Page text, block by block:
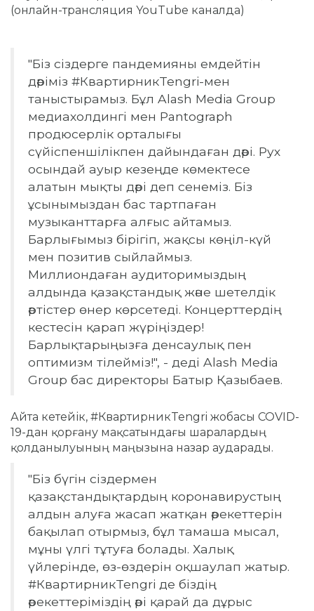
(онлайн-трансляция YouTube каналда)
"Біз сіздерге пандемияны емдейтін
дәріміз #КвартирникTengri-мен
таныстырамыз. Бұл Alash Media Group
медиахолдингі мен Pantograph
продюсерлік орталығы
сүйіспеншілікпен дайындаған дәрі. Рух
осындай ауыр кезеңде көмектесе
алатын мықты дәрі деп сенеміз. Біз
ұсынымыздан бас тартпаған
музыканттарға алғыс айтамыз.
Барлығымыз бірігіп, жақсы көңіл-күй
мен позитив сыйлаймыз.
Миллиондаған аудиторимыздың
алдында қазақстандық және шетелдік
әртістер өнер көрсетеді. Концерттердің
кестесін қарап жүріңіздер!
Барлықтарыңызға денсаулық пен
оптимизм тілейміз!", - деді Alash Media
Group бас директоры Батыр Қазыбаев.
Айта кетейік, #КвартирникTengri жобасы COVID-
19-дан қорғану мақсатындағы шаралардың
қолданылуының маңызына назар аударады.
"Біз бүгін сіздермен
қазақстандықтардың коронавирустың
алдын алуға жасап жатқан әрекеттерін
бақылап отырмыз, бұл тамаша мысал,
мұны үлгі тұтуға болады. Халық
үйлерінде, өз-өздерін оқшаулап жатыр.
#КвартирникTengri де біздің
әрекеттеріміздің әрі қарай да дұрыс